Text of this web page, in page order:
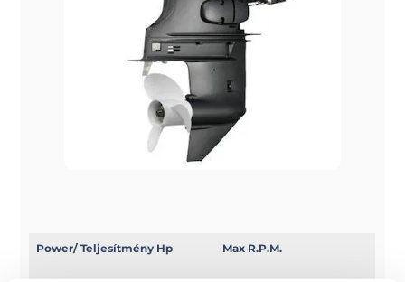
Power/ Teljesítmény Hp Max R.P.M.